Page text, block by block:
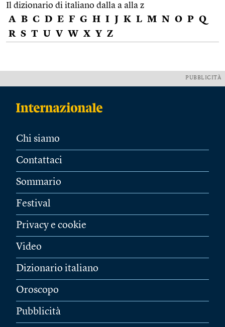
Il dizionario di italiano dalla a alla z
A B C D E F G H I J K L M N O P Q
R S T U V W X Y Z
PUBBLICITÀ
Chi siamo
Contattaci
Sommario
Festival
Privacy e cookie
Video
Dizionario italiano
Oroscopo
Pubblicità